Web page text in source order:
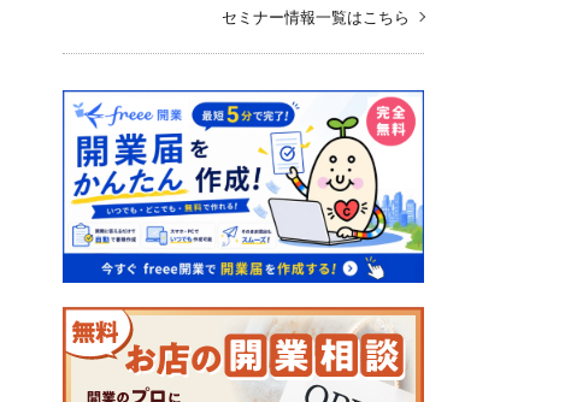
セミナー情報一覧はこちら